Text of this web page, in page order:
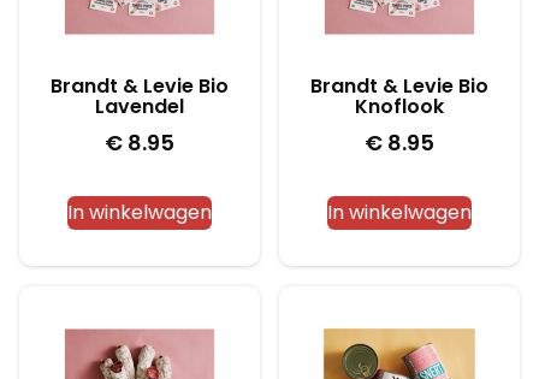
Brandt & Levie Bio
Lavendel
€ 8.95
In winkelwagen
Brandt & Levie Bio
Knoflook
€ 8.95
In winkelwagen